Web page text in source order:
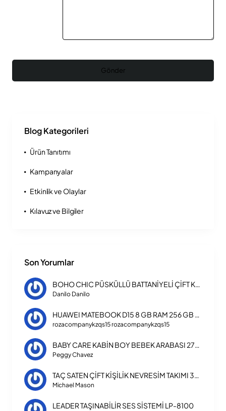
Gönder
Blog Kategorileri
Ürün Tanıtımı
Kampanyalar
Etkinlik ve Olaylar
Kılavuz ve Bilgiler
Son Yorumlar
BOHO CHIC PÜSKÜLLÜ BATTANİYELİ ÇİFT KİŞİLİK NEVRESİM TAKIMI
Danilo Danilo
HUAWEI MATEBOOK D15 8 GB RAM 256 GB SSD LAPTOP INTEL CORE I3 1115G4
rozacompanykzqs15 rozacompanykzqs15
BABY CARE KABİN BOY BEBEK ARABASI 270 TRIPPER
Peggy Chavez
TAÇ SATEN ÇİFT KİŞİLİK NEVRESİM TAKIMI 3254
Michael Mason
LEADER TAŞINABİLİR SES SİSTEMİ LP-8100